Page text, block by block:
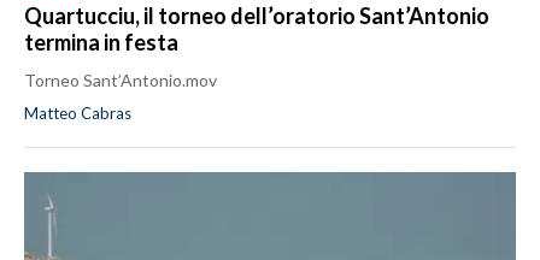
Quartucciu, il torneo dell’oratorio Sant’Antonio
termina in festa
Torneo Sant’Antonio.mov
Matteo Cabras